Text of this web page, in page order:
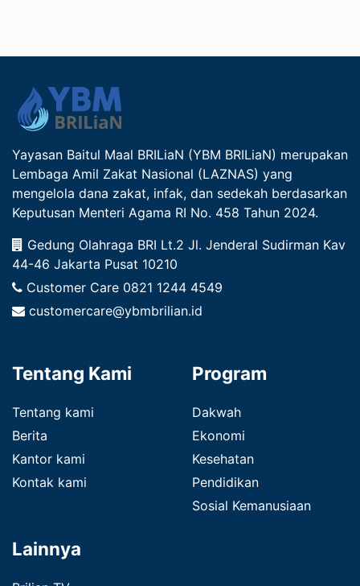
Yayasan Baitul Maal BRILiaN (YBM BRILiaN) merupakan
Lembaga Amil Zakat Nasional (LAZNAS) yang
mengelola dana zakat, infak, dan sedekah berdasarkan
Keputusan Menteri Agama RI No. 458 Tahun 2024.
Gedung Olahraga BRI Lt.2 Jl. Jenderal Sudirman Kav
44-46 Jakarta Pusat 10210
Customer Care 0821 1244 4549
customercare@ybmbrilian.id
Tentang Kami
Tentang kami
Berita
Kantor kami
Kontak kami
Program
Dakwah
Ekonomi
Kesehatan
Pendidikan
Sosial Kemanusiaan
Lainnya